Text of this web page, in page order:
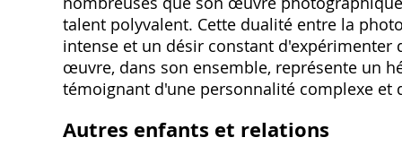
talent polyvalent. Cette dualité entre la
intense et un désir constant
œuvre, dans son ensemble, représente un
témoignant d'une personnalité complexe et
Autres enfants et relations